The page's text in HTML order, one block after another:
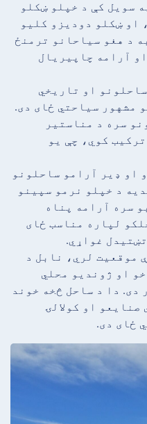
سویل کې د خپلو ښکلو
او ښکلو دودیزو کلیو
د هغو سیاحانو ترمنځ
آرامه چاپیریال
او تاریخي
مشهور سیاحتي ځای دی.
سره د مناستیر
کوي، چې یو
او ډیر آرامو ساحلونو
د خپلو نرمو سپینو
سره آرامه پناه
لپاره مناسب ځای
غواړي.
موقعیت لري، نابل د
او ژوندیو محلي
دی. دا د ساحل څخه خوند
صنایعو او کولالۍ
ځای دی.